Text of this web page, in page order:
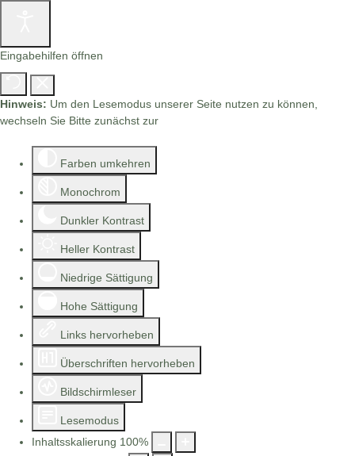
Eingabehilfen öffnen
Hinweis: Um den Lesemodus unserer Seite nutzen zu können,
wechseln Sie Bitte zunächst zur
Farben umkehren
Monochrom
Dunkler Kontrast
Heller Kontrast
Niedrige Sättigung
Hohe Sättigung
Links hervorheben
Überschriften hervorheben
Bildschirmleser
Lesemodus
Inhaltsskalierung 100%